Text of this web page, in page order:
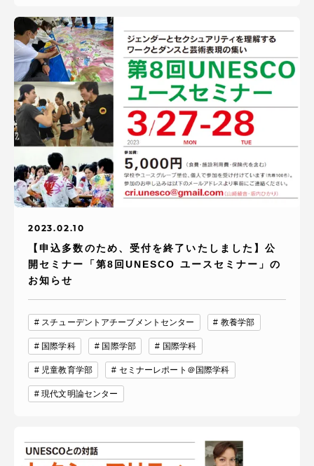
2023.02.10
【申込多数のため、受付を終了いたしました】公
開セミナー「第8回UNESCO ユースセミナー」の
お知らせ
スチューデントアチーブメントセンター 教養学部
国際学科 国際学部 国際学科
児童教育学部 セミナーレポート＠国際学科
現代文明論センター